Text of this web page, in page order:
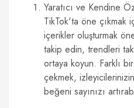
Yaratıcı ve Kendine
TikTok'ta öne çıkmak
içerikler oluşturmak
takip edin, trendleri
ortaya koyun. Farklı
çekmek,
beğeni sayınızı